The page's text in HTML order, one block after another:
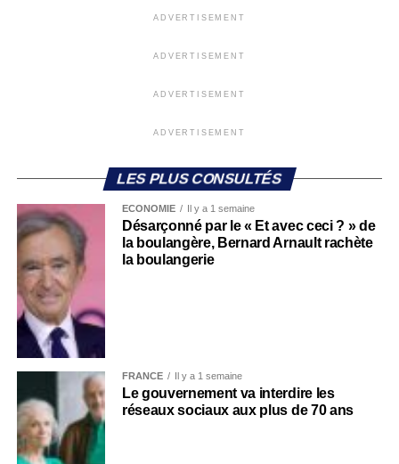
ADVERTISEMENT
ADVERTISEMENT
ADVERTISEMENT
ADVERTISEMENT
LES PLUS CONSULTÉS
ECONOMIE Il y a 1 semaine
Désarçonné par le « Et avec ceci ? » de
la boulangère, Bernard Arnault rachète
la boulangerie
FRANCE Il y a 1 semaine
Le gouvernement va interdire les
réseaux sociaux aux plus de 70 ans